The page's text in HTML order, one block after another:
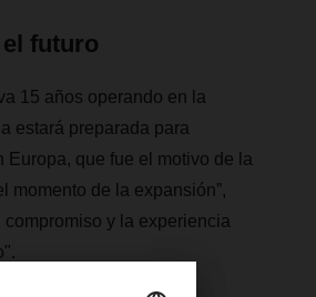
futuro
15 años operando en la
estará preparada para
Europa, que fue el motivo de la
momento de la expansión”,
y la experiencia